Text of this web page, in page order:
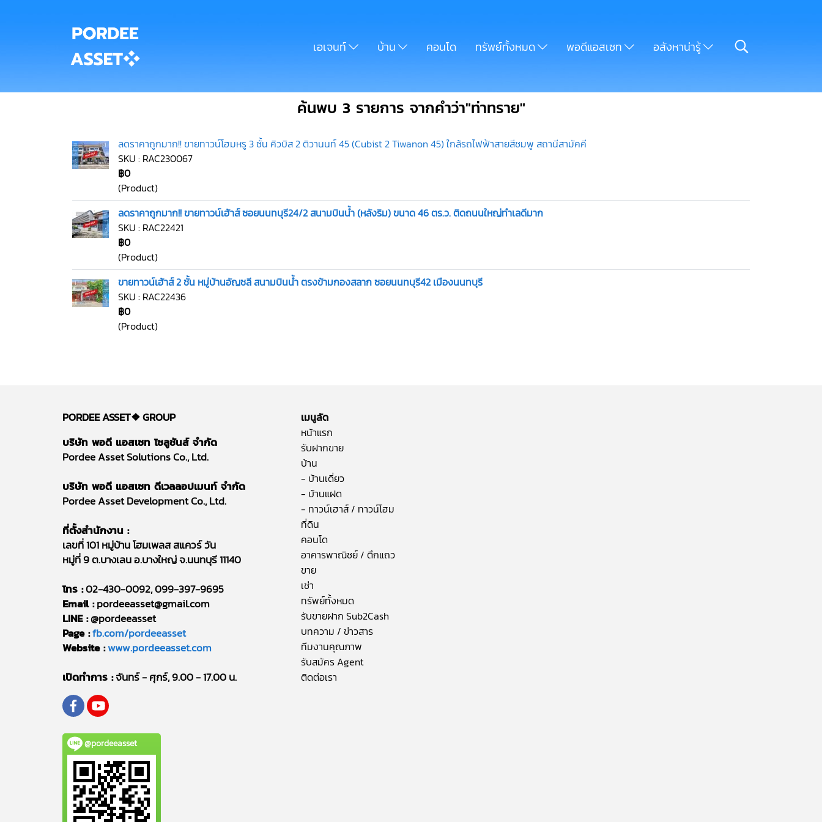
เอเจนท์ บ้าน คอนโด ทรัพย์ทั้งหมด พอดีแอสเซท อสังหาน่ารู้
ค้นพบ 3 รายการ จากคำว่า"ท่าทราย"
ลดราคาถูกมาก!! ขายทาวน์โฮมหรู 3 ชั้น คิวบิส 2 ติวานนท์ 45 (Cubist 2 Tiwanon 45) ใกล้รถไฟฟ้าสายสีชมพู สถานีสามัคคี
SKU : RAC230067
฿0
(Product)
ลดราคาถูกมาก!! ขายทาวน์เฮ้าส์ ซอยนนทบุรี24/2 สนามบินน้ำ (หลังริม) ขนาด 46 ตร.ว. ติดถนนใหญ่ทำเลดีมาก
SKU : RAC22421
฿0
(Product)
ขายทาวน์เฮ้าส์ 2 ชั้น หมู่บ้านอัญชลี สนามบินน้ำ ตรงข้ามกองสลาก ซอยนนทบุรี42 เมืองนนทบุรี
SKU : RAC22436
฿0
(Product)
PORDEE ASSET❖GROUP
บริษัท พอดี แอสเซท โซลูชันส์ จำกัด
Pordee Asset Solutions Co., Ltd.
บริษัท พอดี แอสเซท ดีเวลลอปเมนท์ จำกัด
Pordee Asset Development Co., Ltd.
ที่ตั้งสำนักงาน :
เลขที่ 101 หมู่บ้าน โฮมเพลส สแควร์ วัน
หมู่ที่ 9 ต.บางเลน อ.บางใหญ่ จ.นนทบุรี 11140
โทร :02-430-0092, 099-397-9695
Email :pordeeasset@gmail.com
LINE :@pordeeasset
Page :fb.com/pordeeasset
Website :www.pordeeasset.com
เปิดทำการ :จันทร์ - ศุกร์, 9.00 - 17.00 น.
@pordeeasset
เมนูลัด
หน้าแรก
รับฝากขาย
บ้าน
- บ้านเดี่ยว
- บ้านแฝด
- ทาวน์เฮาส์ / ทาวน์โฮม
ที่ดิน
คอนโด
อาคารพาณิชย์ / ตึกแถว
ขาย
เช่า
ทรัพย์ทั้งหมด
รับขายฝาก Sub2Cash
บทความ / ข่าวสาร
ทีมงานคุณภาพ
รับสมัคร Agent
ติดต่อเรา